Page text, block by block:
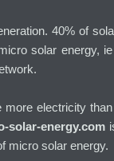
40% of
solar energy,
electricity
solar-energy.com
micro solar energy.